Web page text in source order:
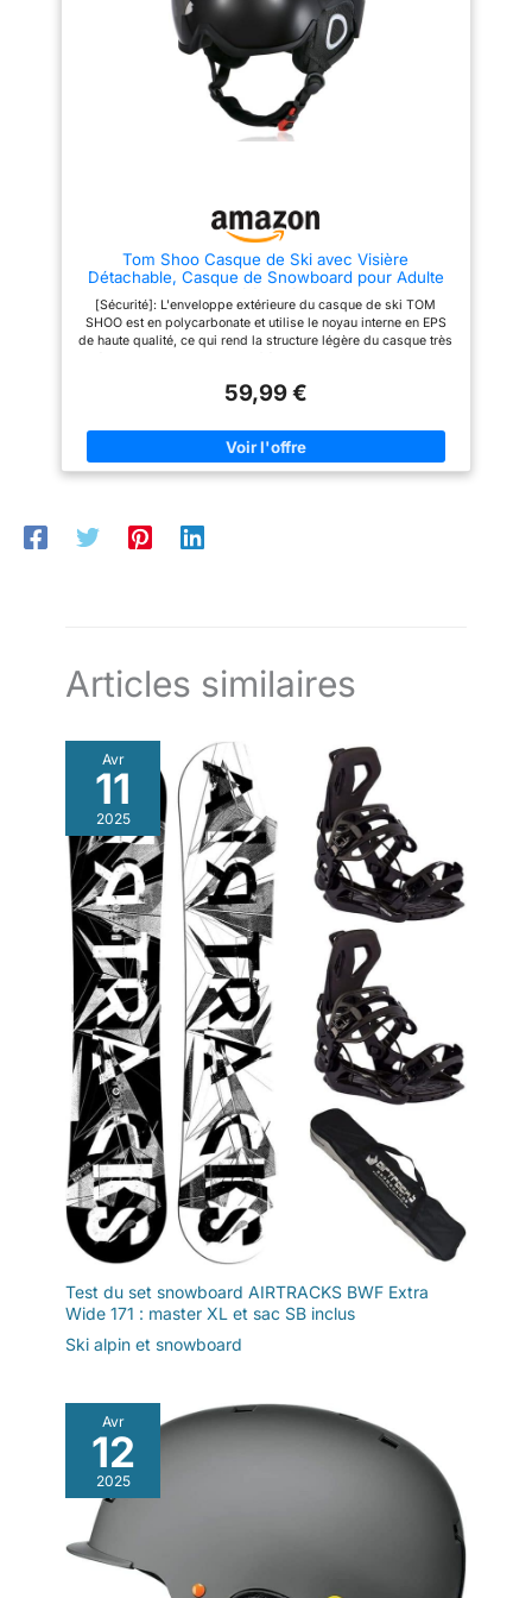
élastique
résistante aux chocs et
extrêmement légère Sûr et
fiable - Chaque casque de ski
et de snowboard est fabriqué
selon la norme de sécurité
européenne CE : EN 1077 :
2007_2016/425 - Tout pour votre
sécurité BLACK CREVICE En tant
allient une protection optimale et
Tom Shoo Casque de Ski avec Visière
Détachable, Casque de Snowboard pour Adulte
Femme Homme Certifié Professionnel Casque de
Neige avec Amovible intégré Visiere
[Sécurité]: L'enveloppe extérieure du casque de ski TOM
SHOO est en polycarbonate et utilise le noyau interne en EPS
de haute qualité, ce qui rend la structure légère du casque très
aérations, température du casque réglable, composite léger,
la taille L est seulement 1. 01 lb. [Confort]: Doublure respirante,
antibactérienne et amovible en tissu à mailles et en laine;
Mentonnière réglable en forme de Y pour un soutien optimal,
position correcte, ajustez la taille de la molette de réglage en
59,99 €
Articles similaires
Avr
11
2025
Test du set snowboard AIRTRACKS BWF Extra
Wide 171 : master XL et sac SB inclus
Ski alpin et snowboard
Avr
12
2025